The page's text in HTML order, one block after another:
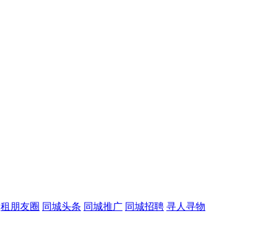
租朋友圈 同城头条 同城推广 同城招聘 寻人寻物